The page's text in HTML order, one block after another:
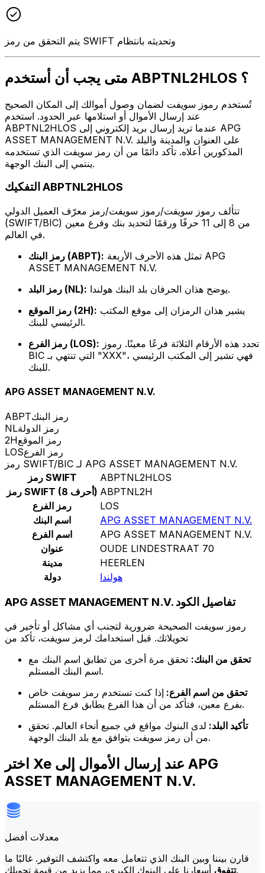
يتم التحقق من رمز SWIFT وتحديثه بانتظام
متى يجب أن أستخدم ABPTNL2HLOS ؟
تُستخدم رموز سويفت لضمان وصول أموالك إلى المكان الصحيح
عند إرسال الأموال أو استلامها عبر الحدود. استخدم
ABPTNL2HLOS عندما تريد إرسال بريد إلكتروني إلى APG
ASSET MANAGEMENT N.V. على العنوان والمدينة والبلد
المذكورين أعلاه. تأكد دائمًا من أن رمز سويفت الذي تستخدمه
ينتمي إلى البنك الوجهة.
التفكيك ABPTNL2HLOS
تتألف رموز سويفت/رموز سويفت/رمز معرّف العميل الدولي
(SWIFT/BIC) من 8 إلى 11 حرفًا ورقمًا لتحديد بنك وفرع معين
في العالم.
رمز البنك (ABPT):
ASSET MANAGEMENT N.V.
رمز البلد (NL):
يوضح هذان الحرفان بلد البنك هولندا.
رمز الموقع (2H):
الرئيسي للبنك.
رمز الفرع (LOS):
BIC التي تنتهي بـ "XXX"، فهي تشير إلى المكتب الرئيسي
للبنك.
APG ASSET MANAGEMENT N.V.
ABPTرمز البنك
NLرمز الدولة
2Hرمز الموقع
LOSرمز الفرع
رمز SWIFT/BIC لـ APG ASSET MANAGEMENT N.V.
رمز SWIFT
ABPTNL2HLOS
رمز SWIFT (8 أحرف) ABPTNL2H
رمز الفرع
LOS
اسم البنك
APG ASSET MANAGEMENT N.V.
اسم الفرع
APG ASSET MANAGEMENT N.V.
عنوان
OUDE LINDESTRAAT 70
مدينة
HEERLEN
دولة
هولندا
APG ASSET MANAGEMENT N.V. تفاصيل الكود
رموز سويفت الصحيحة ضرورية لتجنب أي مشاكل أو تأخير في
تحويلاتك. قبل استخدامك لرمز سويفت، تأكد من
تحقق من البنك: تحقق مرة أخرى من تطابق اسم البنك مع
اسم البنك المستلم.
تحقق من اسم الفرع: إذا كنت تستخدم رمز سويفت خاص
بفرع معين، فتأكد من أن هذا الفرع يطابق فرع المستلم.
تأكيد البلد: لدى البنوك مواقع في جميع أنحاء العالم. تحقق
من أن رمز سويفت يتوافق مع بلد البنك الوجهة.
اختر Xe عند إرسال الأموال إلى APG
ASSET MANAGEMENT N.V.
معدلات أفضل
قارن بيننا وبين البنك الذي تتعامل معه واكتشف التوفير. غالبًا ما
تتفوقأسعارنا على البنوك الكبرى، مما يزيد من قيمة تحويلك.